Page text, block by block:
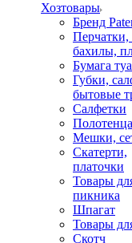
Хозтовары
Бренд
Перчатки,
бахилы,
Бумага
Губки,
бытовые
Салфетки
Полотенца
Мешки,
Скатерти,
платочки
Товары
пикника
Шпагат
Товары
Скотч